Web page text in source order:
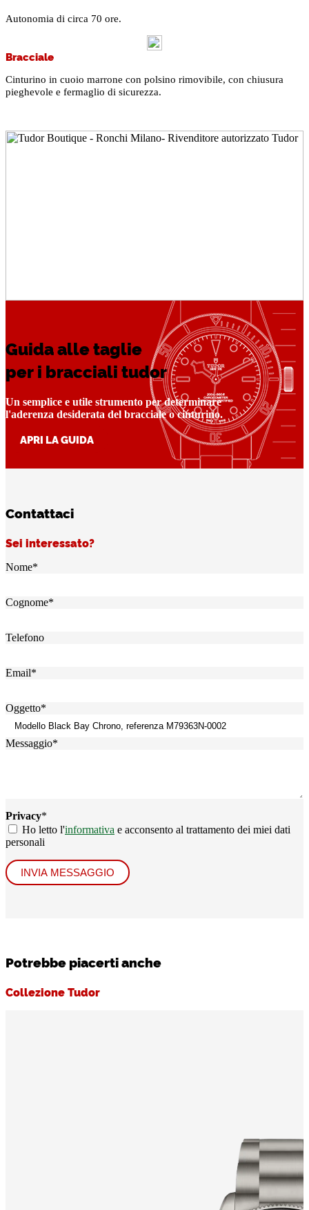
Autonomia di circa 70 ore.
Bracciale
Cinturino in cuoio marrone con polsino rimovibile, con chiusura
pieghevole e fermaglio di sicurezza.
Guida alle taglie
per i bracciali tudor
Un semplice e utile strumento per determinare
l'aderenza desiderata del bracciale o cinturino.
APRI LA GUIDA
Contattaci
Sei interessato?
Nome*
Cognome*
Telefono
Email*
Oggetto*
Messaggio*
Privacy*
Ho letto l'informativa e acconsento al trattamento dei miei dati
personali
INVIA MESSAGGIO
Potrebbe piacerti anche
Collezione Tudor